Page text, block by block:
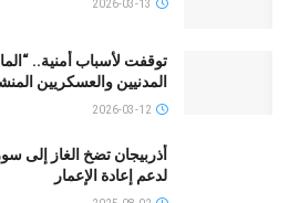
توقفت لأسباب أمنية..
المدنيين والعسكريين
أذربيجان تضخ الغاز إلى
لدعم إعادة الإعمار